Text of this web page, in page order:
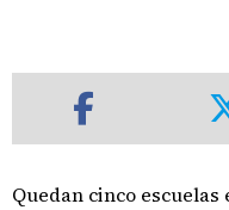
Quedan cinco